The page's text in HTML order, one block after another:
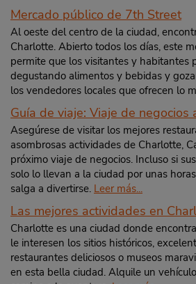
Mercado público de 7th Street
Al oeste del centro de la ciudad,
Charlotte. Abierto todos los días, este
permite que los visitantes y habitantes
degustando alimentos y bebidas y
los vendedores locales que ofrecen lo
Guía de viaje: Viaje de negocios
Asegúrese de visitar los mejores
asombrosas actividades de Charlotte,
próximo viaje de negocios. Incluso si
solo lo llevan a la ciudad por unas
salga a divertirse. Leer más...
Las mejores actividades en
Charlotte es una ciudad donde
le interesen los sitios históricos,
restaurantes deliciosos o museos
en esta bella ciudad. Alquile un